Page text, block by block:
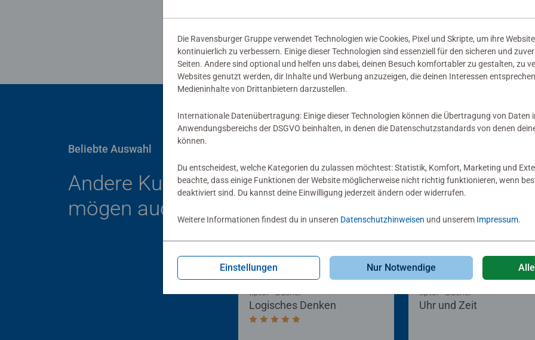
0
Beliebte Auswahl
Andere Kunden
mögen auch
Logisches Denken
Durchschnittliche Bewertung 5.0 von 5 Sternen.
tiptoi Bücher
Uhr und Zeit
tiptoi Bücher
Die Ravensburger Gruppe verwendet Technologien wie Cookies, Pixel und Skripte, um ihre
kontinuierlich zu verbessern. Einige dieser Technologien sind essenziell für den sicheren und
Seiten. Andere sind optional und helfen uns dabei, deinen Besuch komfortabler zu gestalten, zu
Websites genutzt werden, dir Inhalte und Werbung anzuzeigen, die deinen Interessen
Medieninhalte von Drittanbietern darzustellen.
Internationale Datenübertragung: Einige dieser Technologien können die Übertragung von Daten
Anwendungsbereichs der DSGVO beinhalten, in denen die Datenschutzstandards von denen
können.
Du entscheidest, welche Kategorien du zulassen möchtest: Statistik, Komfort, Marketing und
beachte, dass einige Funktionen der Website möglicherweise nicht richtig funktionieren, wenn
deaktiviert sind. Du kannst deine Einwilligung jederzeit ändern oder widerrufen.
Weitere Informationen findest du in unseren Datenschutzhinweisen und unserem Impressum.
Einstellungen Nur Notwendige